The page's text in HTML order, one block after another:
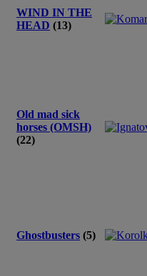
WIND IN THE
HEAD (13)
Old mad sick
horses (OMSH)
(22)
Ghostbusters (5)